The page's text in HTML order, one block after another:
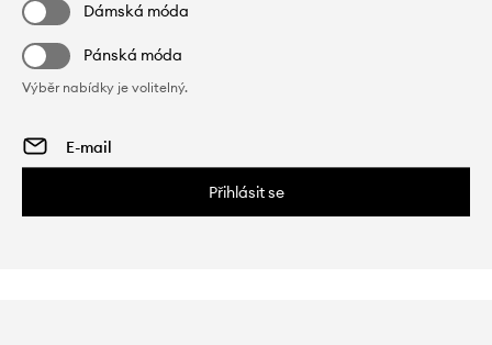
Dámská móda
Pánská móda
Výběr nabídky je volitelný.
Přihlásit se